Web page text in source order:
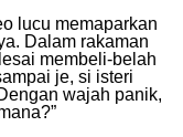
lucu memaparkan
Dalam rakaman
membeli-belah
je, si isteri
wajah panik,